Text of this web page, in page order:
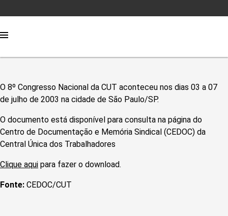
O 8º Congresso Nacional da CUT aconteceu nos dias 03 a 07
de julho de 2003 na cidade de São Paulo/SP.
O documento está disponível para consulta na página do
Centro de Documentação e Memória Sindical (CEDOC) da
Central Única dos Trabalhadores
Clique aqui para fazer o download.
Fonte: CEDOC/CUT